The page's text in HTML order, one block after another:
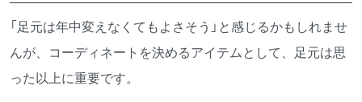
「足元は年中変えなくてもよさそう」と感じるかもしれませ
んが、コーディネートを決めるアイテムとして、足元は思
った以上に重要です。